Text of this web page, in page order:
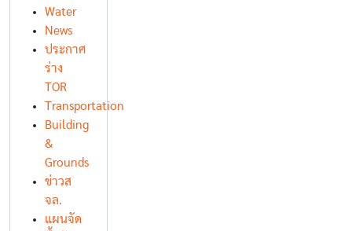
Water
News
ประกาศ
ร่าง
TOR
Transportation
Building
&
Grounds
ข่าวส
จล.
แผนจัด